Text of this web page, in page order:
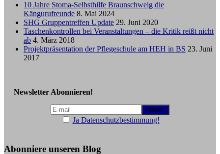
10 Jahre Stoma-Selbsthilfe Braunschweig die
Kängurufreunde 8. Mai 2024
SHG Gruppentreffen Update 29. Juni 2020
Taschenkontrollen bei Veranstaltungen – die Kritik reißt nicht
ab 4. März 2018
Projektpräsentation der Pflegeschule am HEH in BS 23. Juni
2017
Newsletter Abonnieren!
Ja Datenschutzbestimmung!
Abonniere unseren Blog